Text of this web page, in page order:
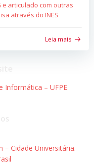
articulado com outras
através do INES
Leia mais
Informática – UFPE
– Cidade Universitária.